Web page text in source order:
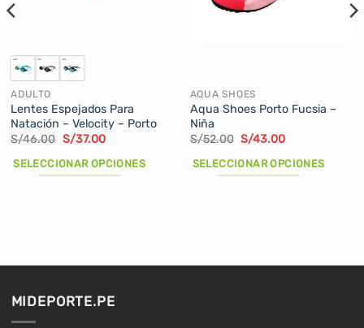
ADULTO
Lentes Espejados Para
Natación – Velocity – Porto
S/46.00 El
original
era:
S/37.00El
actual
es:
SELECCIONAR OPCIONES
se
AQUA SHOES
Aqua Shoes Porto Fucsia –
Niña
S/52.00 El
original
era:
S/43.00El
actual
es:
SELECCIONAR OPCIONES
MIDEPORTE.PE